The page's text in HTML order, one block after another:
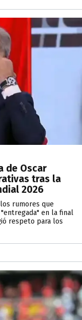
de Oscar
tras la
2026
rumores que
en la final
respeto para los